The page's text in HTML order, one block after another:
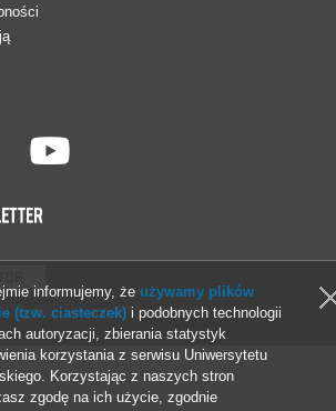
2026 Uniwersytet Gdański
informujemy, że używamy plików
(tzw. ciasteczek) i podobnych technologii
autoryzacji, zbierania statystyk
korzystania z serwisu Uniwersytetu
Korzystając z naszych stron
zgodę na ich użycie, zgodnie